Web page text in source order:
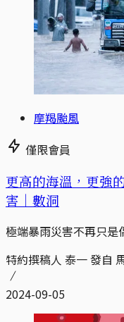
摩羯颱風
僅限會員
更高的海溫，更強
害｜數洞
極端暴雨災害不再只是
特約撰稿人 泰一 發自
2024-09-05